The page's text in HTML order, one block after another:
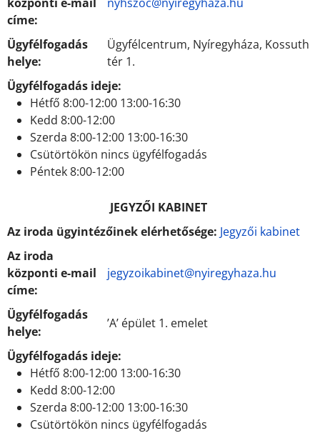
címe:
Ügyfélfogadás
helye:
Ügyfélcentrum, Nyíregyháza, Kossuth
tér 1.
Ügyfélfogadás ideje:
Hétfő 8:00-12:00 13:00-16:30
Kedd 8:00-12:00
Szerda 8:00-12:00 13:00-16:30
Csütörtökön nincs ügyfélfogadás
Péntek 8:00-12:00
JEGYZŐI KABINET
Az iroda ügyintézőinek elérhetősége: Jegyzői kabinet
Az iroda
központi e-mail
címe:
jegyzoikabinet@nyiregyhaza.hu
Ügyfélfogadás
helye:
’A’ épület 1. emelet
Ügyfélfogadás ideje:
Hétfő 8:00-12:00 13:00-16:30
Kedd 8:00-12:00
Szerda 8:00-12:00 13:00-16:30
Csütörtökön nincs ügyfélfogadás